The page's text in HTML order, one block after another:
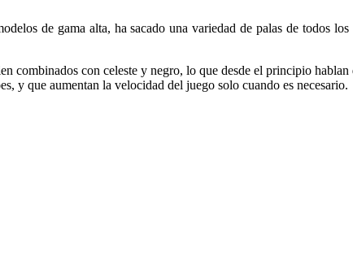
de gama alta, ha sacado una variedad de palas de todos
combinados con celeste y negro, lo que desde el principio
y que aumentan la velocidad del juego solo cuando es necesario.